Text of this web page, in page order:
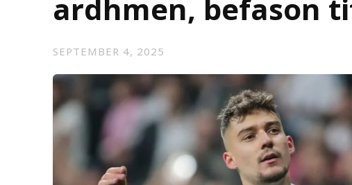
ardhmen, befason
SEPTEMBER 4, 2025